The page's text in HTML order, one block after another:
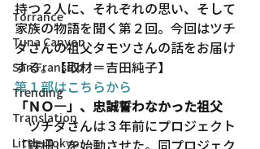
Torrance
Tuna Canyon
San Fransico
Trending
Translation
Little Tokyo
持つ２人に、それぞれの思い、そして
家族の物語を聞く第２回。今回はツチ
ダさんの祖父タモツさんの話をお届け
する。【取材＝吉田純子】
第１部はこちらから
「ＮＯ―」、忠誠誓わなかった祖父
ツチダさんは３年前にプロジェクト
「鉄柵」を始動させた。同プロジェク